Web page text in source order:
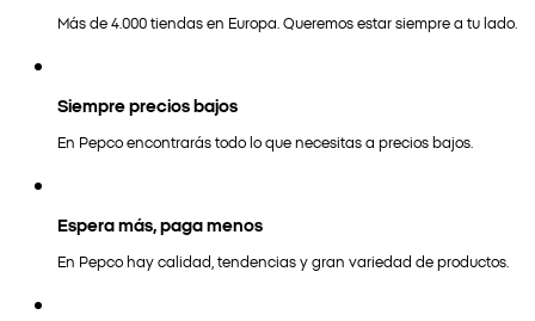
Más de 4.000 tiendas en Europa. Queremos estar siempre a tu lado.
Siempre precios bajos
En Pepco encontrarás todo lo que necesitas a precios bajos.
Espera más, paga menos
En Pepco hay calidad, tendencias y gran variedad de productos.